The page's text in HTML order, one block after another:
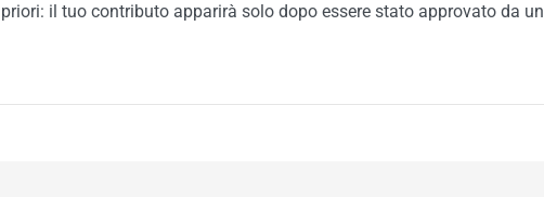
commenti contrari al rispetto del buon costume o contenenti
inerenti propaganda politica, di partito o di fazione, che
il tuo contributo apparirà solo dopo essere stato approvato da un